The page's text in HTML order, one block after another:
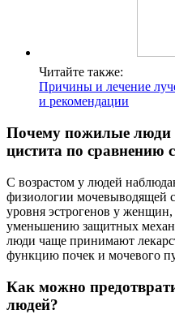
Читайте также:
Причины и лечение
и рекомендации
Почему пожилые люди
цистита по сравнению
С возрастом у людей
физиологии мочевыводящей
уровня эстрогенов у
уменьшению защитных
люди чаще принимают
функцию почек и мочевого
Как можно
людей?